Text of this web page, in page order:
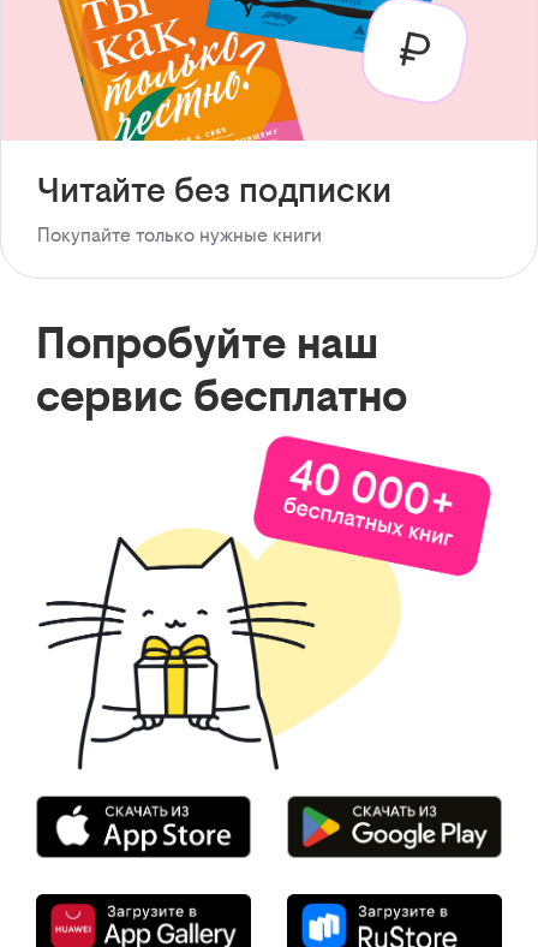
Читайте без подписки
Покупайте только нужные книги
Попробуйте наш
сервис бесплатно